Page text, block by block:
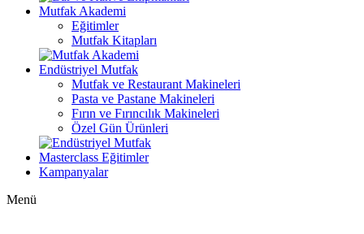
Mutfak Akademi
Eğitimler
Mutfak Kitapları
Endüstriyel Mutfak
Mutfak ve Restaurant Makineleri
Pasta ve Pastane Makineleri
Fırın ve Fırıncılık Makineleri
Özel Gün Ürünleri
Masterclass Eğitimler
Kampanyalar
Menü